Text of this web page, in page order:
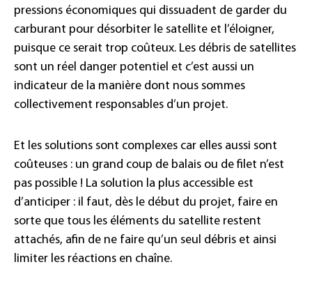
pressions économiques qui dissuadent de garder du
carburant pour désorbiter le satellite et l’éloigner,
puisque ce serait trop coûteux. Les débris de satellites
sont un réel danger potentiel et c’est aussi un
indicateur de la manière dont nous sommes
collectivement responsables d’un projet.
Et les solutions sont complexes car elles aussi sont
coûteuses : un grand coup de balais ou de filet n’est
pas possible ! La solution la plus accessible est
d’anticiper : il faut, dès le début du projet, faire en
sorte que tous les éléments du satellite restent
attachés, afin de ne faire qu’un seul débris et ainsi
limiter les réactions en chaîne.